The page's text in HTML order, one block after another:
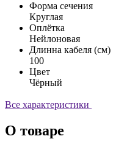
Форма сечения
Круглая
Оплётка
Нейлоновая
Длинна кабеля (см)
100
Цвет
Чёрный
Все характеристики
О товаре